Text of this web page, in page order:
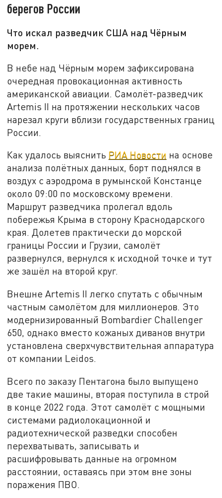
берегов России
Что искал разведчик США над Чёрным
морем.
В небе над Чёрным морем зафиксирована
очередная провокационная активность
американской авиации. Самолёт-разведчик
Artemis II на протяжении нескольких часов
нарезал круги вблизи государственных границ
России.
Как удалось выяснить РИА Новости на основе
анализа полётных данных, борт поднялся в
воздух с аэродрома в румынской Констанце
около 09:00 по московскому времени.
Маршрут разведчика пролегал вдоль
побережья Крыма в сторону Краснодарского
края. Долетев практически до морской
границы России и Грузии, самолёт
развернулся, вернулся к исходной точке и тут
же зашёл на второй круг.
Внешне Artemis II легко спутать с обычным
частным самолётом для миллионеров. Это
модернизированный Bombardier Challenger
650, однако вместо кожаных диванов внутри
установлена сверхчувствительная аппаратура
от компании Leidos.
Всего по заказу Пентагона было выпущено
две такие машины, вторая поступила в строй
в конце 2022 года. Этот самолёт с мощными
системами радиолокационной и
радиотехнической разведки способен
перехватывать, записывать и
расшифровывать данные на огромном
расстоянии, оставаясь при этом вне зоны
поражения ПВО.